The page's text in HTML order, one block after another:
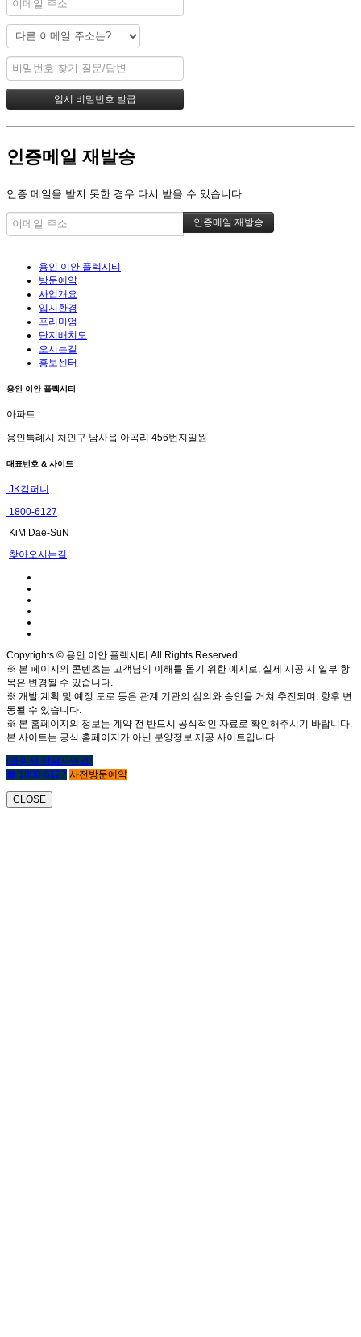
인증메일 재발송
인증 메일을 받지 못한 경우 다시 받을 수 있습니다.
용인 이안 플렉시티
방문예약
사업개요
입지환경
프리미엄
단지배치도
오시는길
홍보센터
용인 이안 플렉시티
아파트
용인특례시 처인구 남사읍 아곡리 456번지일원
대표번호 & 사이드
JK컴퍼니
1800-6127
KiM Dae-SuN
찾아오시는길
Copyrights © 용인 이안 플렉시티 All Rights Reserved.
※ 본 페이지의 콘텐츠는 고객님의 이해를 돕기 위한 예시로, 실제 시공 시 일부 항
목은 변경될 수 있습니다.
※ 개발 계획 및 예정 도로 등은 관계 기관의 심의와 승인을 거쳐 추진되며, 향후 변
동될 수 있습니다.
※ 본 홈페이지의 정보는 계약 전 반드시 공식적인 자료로 확인해주시기 바랍니다.
본 사이트는 공식 홈페이지가 아닌 분양정보 제공 사이트입니다
(클릭시 상담사연결)
☎ 1800-6127 사전방문예약
CLOSE